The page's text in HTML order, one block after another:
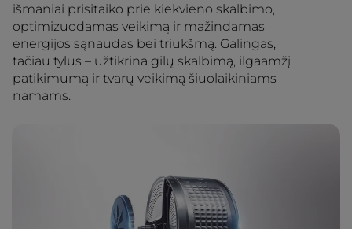
išmaniai prisitaiko prie kiekvieno skalbimo,
optimizuodamas veikimą ir mažindamas
energijos sąnaudas bei triukšmą. Galingas,
tačiau tylus – užtikrina gilų skalbimą, ilgaamžį
patikimumą ir tvarų veikimą šiuolaikiniams
namams.